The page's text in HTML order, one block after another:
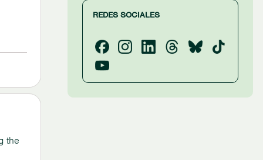
the
REDES SOCIALES